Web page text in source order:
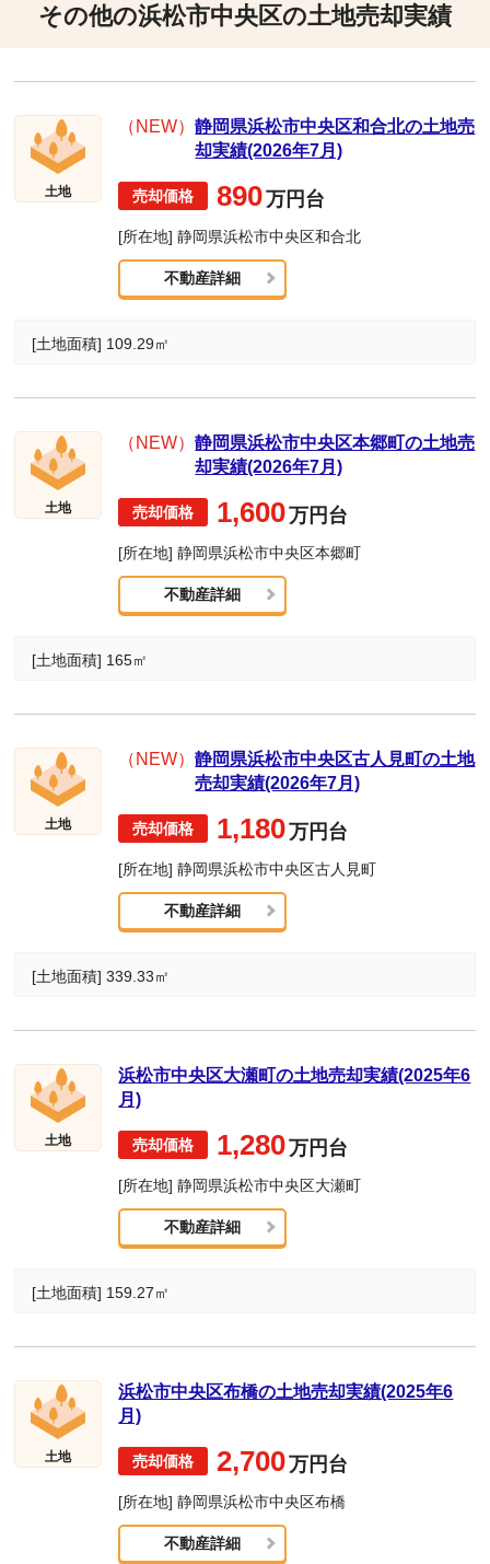
その他の浜松市中央区の土地売却実績
土地
（NEW）静岡県浜松市中央区和合北の土地売
却実績(2026年7月)
890万円台
[所在地] 静岡県浜松市中央区和合北
不動産詳細
[土地面積] 109.29㎡
土地
（NEW）静岡県浜松市中央区本郷町の土地売
却実績(2026年7月)
1,600万円台
[所在地] 静岡県浜松市中央区本郷町
不動産詳細
[土地面積] 165㎡
土地
（NEW）静岡県浜松市中央区古人見町の土地
売却実績(2026年7月)
1,180万円台
[所在地] 静岡県浜松市中央区古人見町
不動産詳細
[土地面積] 339.33㎡
土地
浜松市中央区大瀬町の土地売却実績(2025年6
月)
1,280万円台
[所在地] 静岡県浜松市中央区大瀬町
不動産詳細
[土地面積] 159.27㎡
土地
浜松市中央区布橋の土地売却実績(2025年6
月)
2,700万円台
[所在地] 静岡県浜松市中央区布橋
不動産詳細